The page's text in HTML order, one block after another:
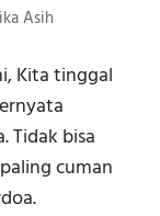
Asih
Kita tinggal
Tidak bisa
cuman